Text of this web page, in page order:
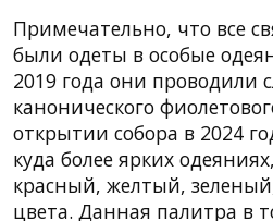
Примечательно, что все
были одеты в особые
2019 года они проводили
канонического
открытии собора в 2024
куда более ярких
красный, желтый,
цвета. Данная палитра в